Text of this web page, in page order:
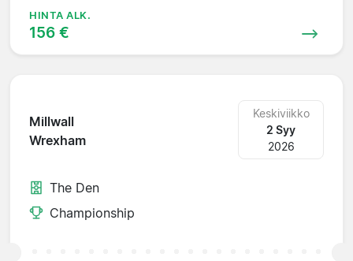
HINTA ALK.
156 €
Millwall
Wrexham
Keskiviikko
2 Syy
2026
The Den
Championship